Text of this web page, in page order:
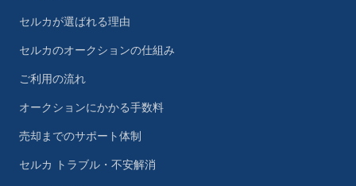
セルカが選ばれる理由
セルカのオークションの仕組み
ご利用の流れ
オークションにかかる手数料
売却までのサポート体制
セルカ トラブル・不安解消